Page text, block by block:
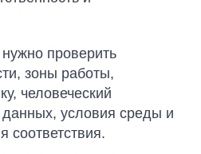
проверить
зоны работы,
человеческий
данных, условия среды и
соответствия.